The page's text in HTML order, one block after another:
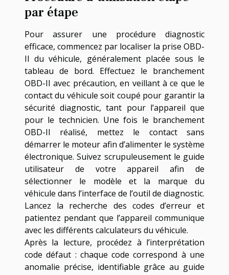
par étape
Pour assurer une procédure diagnostic
efficace, commencez par localiser la prise OBD-
II du véhicule, généralement placée sous le
tableau de bord. Effectuez le branchement
OBD-II avec précaution, en veillant à ce que le
contact du véhicule soit coupé pour garantir la
sécurité diagnostic, tant pour l’appareil que
pour le technicien. Une fois le branchement
OBD-II réalisé, mettez le contact sans
démarrer le moteur afin d’alimenter le système
électronique. Suivez scrupuleusement le guide
utilisateur de votre appareil afin de
sélectionner le modèle et la marque du
véhicule dans l’interface de l’outil de diagnostic.
Lancez la recherche des codes d’erreur et
patientez pendant que l’appareil communique
avec les différents calculateurs du véhicule.
Après la lecture, procédez à l’interprétation
code défaut : chaque code correspond à une
anomalie précise, identifiable grâce au guide